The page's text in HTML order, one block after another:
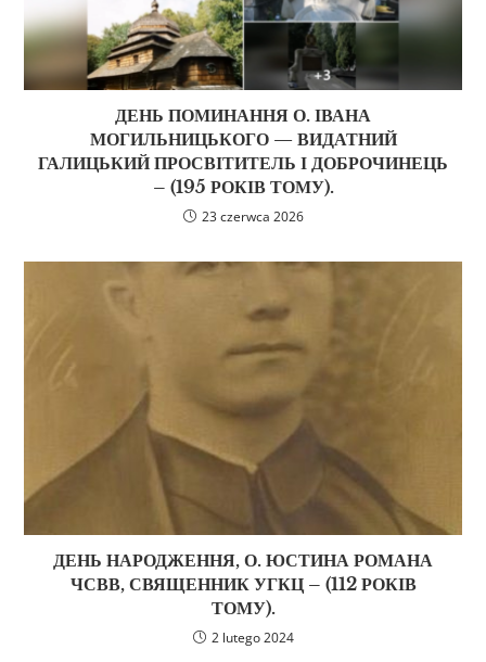
ДЕНЬ ПОМИНАННЯ О. ІВАНА
МОГИЛЬНИЦЬКОГО — ВИДАТНИЙ
ГАЛИЦЬКИЙ ПРОСВІТИТЕЛЬ І ДОБРОЧИНЕЦЬ
– (195 РОКІВ ТОМУ).
23 czerwca 2026
ДЕНЬ НАРОДЖЕННЯ, О. ЮСТИНА РОМАНА
ЧСВВ, СВЯЩЕННИК УГКЦ – (112 РОКІВ
ТОМУ).
2 lutego 2024